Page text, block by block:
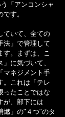
「アンコンシャ
す。
ていて、全ての
法」で管理して
す。まずは、こ
に気づいて、
マネジメント手
。これは「テレ
ったことではな
が、部下には
燃」の"４つ"のタ